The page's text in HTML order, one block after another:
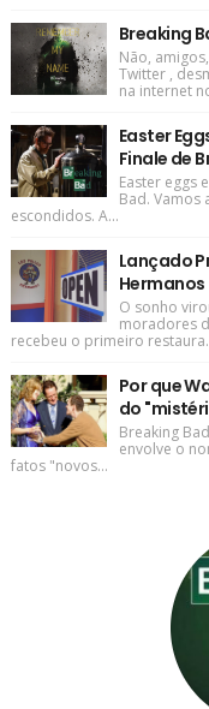
Breaking
Não,
Twitter ,
na internet
Easter
Finale de
Easter eggs
Bad. Vamos
escondidos. A...
Lançado
Hermanos
O sonho
moradores
recebeu o primeiro
Por que
do
Breaking
envolve o
fatos "novos...